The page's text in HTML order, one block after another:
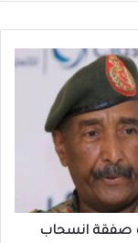
صفقة انسحاب